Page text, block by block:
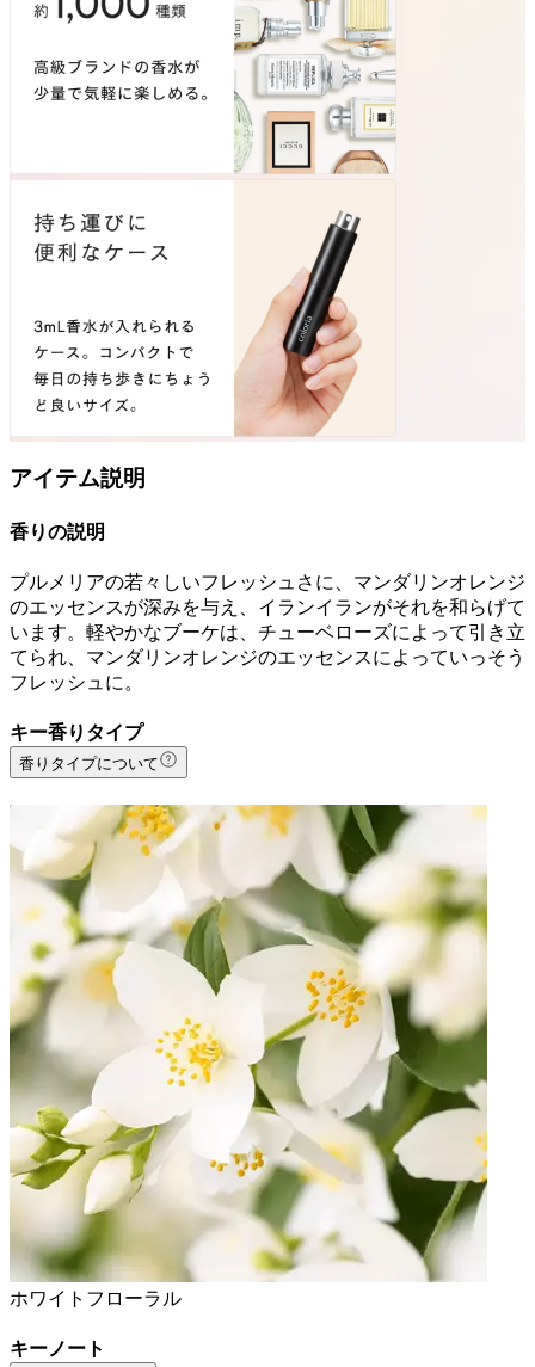
アイテム説明
香りの説明
プルメリアの若々しいフレッシュさに、マンダリンオレンジ
のエッセンスが深みを与え、イランイランがそれを和らげて
います。軽やかなブーケは、チューベローズによって引き立
てられ、マンダリンオレンジのエッセンスによっていっそう
フレッシュに。
キー香りタイプ
香りタイプについて
ホワイトフローラル
キーノート